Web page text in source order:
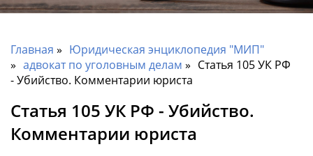
Главная
Юридическая энциклопедия "МИП"
адвокат по уголовным делам
Статья 105 УК РФ
- Убийство. Комментарии юриста
Статья 105 УК РФ - Убийство.
Комментарии юриста